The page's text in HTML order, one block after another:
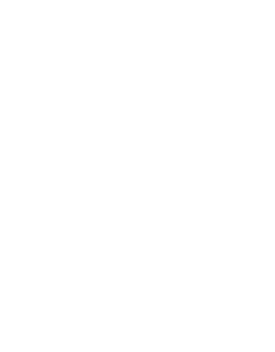
Queremos ajudar você a criar